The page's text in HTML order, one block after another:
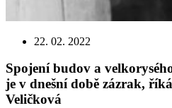
22. 02. 2022
Spojení budov a
je v dnešní době zázrak,
Veličková